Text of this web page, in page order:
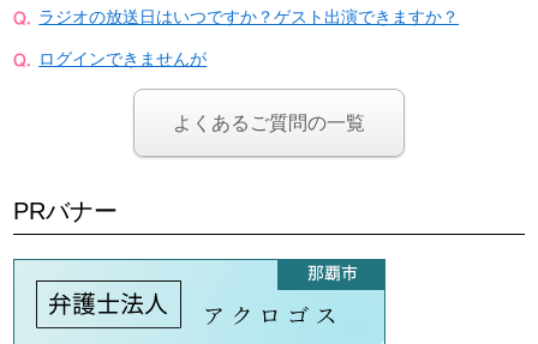
ラジオの放送日はいつですか？ゲスト出演できますか？
ログインできませんが
よくあるご質問の一覧
PRバナー